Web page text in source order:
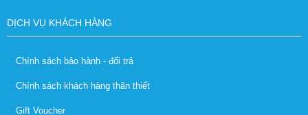
DỊCH VỤ KHÁCH HÀNG
Chính sách bảo hành - đổi trả
Chính sách khách hàng thân thiết
Gift Voucher